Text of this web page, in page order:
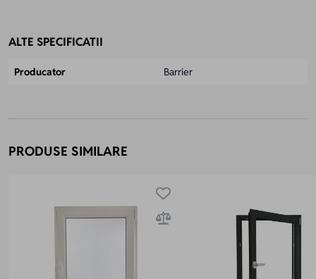
ALTE SPECIFICATII
Producator Barrier
PRODUSE SIMILARE